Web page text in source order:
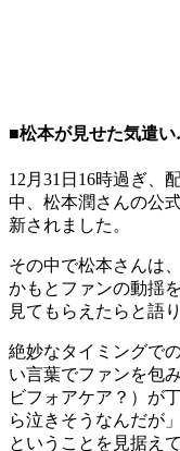
■松本が見せた気遣
12月31日16時過ぎ、
中、松本潤さんの公
新されました。
その中で松本さんは
かもとファンの動揺
見てもらえたらと語
絶妙なタイミングで
い言葉でファンを包
ビフォアケア？）が
ら泣きそうなんだが
ということを見据え